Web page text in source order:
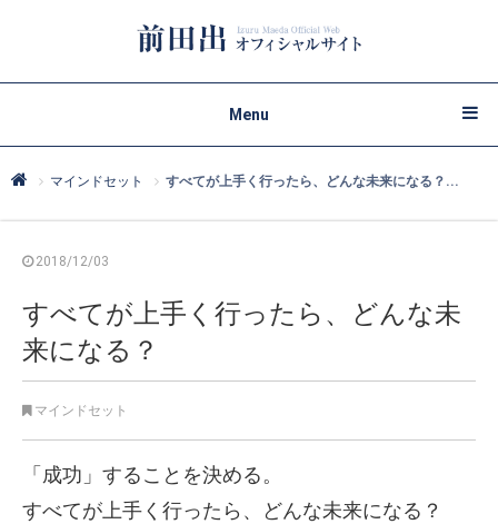
Menu
マインドセット すべてが上手く行ったら、どんな未来になる？...
2018/12/03
すべてが上手く行ったら、どんな未
来になる？
マインドセット
「成功」することを決める。
すべてが上手く行ったら、どんな未来になる？